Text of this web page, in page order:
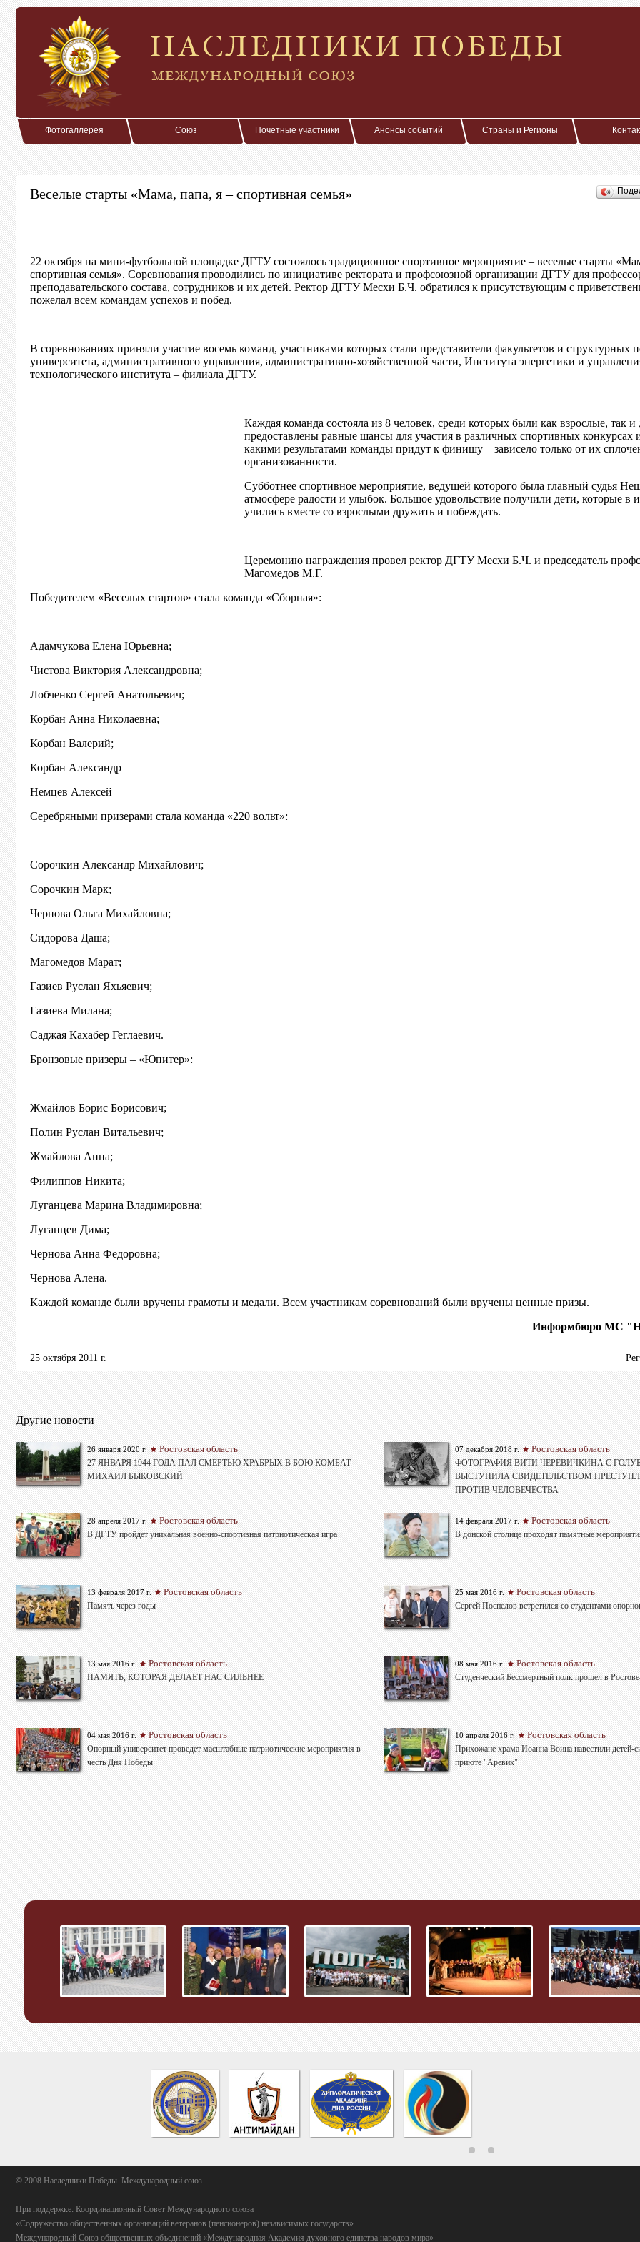
Фотогаллерея Союз Почетные участники Анонсы событий Страны и Регионы
Веселые старты «Мама, папа, я – спортивная семья»
22 октября на мини-футбольной площадке ДГТУ состоялось традиционное спортивное мероприятие – веселые старты
спортивная семья». Соревнования проводились по инициативе ректората и профсоюзной организации ДГТУ для
преподавательского состава, сотрудников и их детей. Ректор ДГТУ Месхи Б.Ч. обратился к присутствующим с
пожелал всем командам успехов и побед.
В соревнованиях приняли участие восемь команд, участниками которых стали представители факультетов и структурных
университета, административного управления, административно-хозяйственной части, Института энергетики и
технологического института – филиала ДГТУ.
Каждая команда состояла из 8 человек, среди которых были как взрослые, так
предоставлены равные шансы для участия в различных спортивных конкурсах
какими результатами команды придут к финишу – зависело только от их
организованности.
Субботнее спортивное мероприятие, ведущей которого была главный судья
атмосфере радости и улыбок. Большое удовольствие получили дети, которые в
учились вместе со взрослыми дружить и побеждать.
Церемонию награждения провел ректор ДГТУ Месхи Б.Ч. и председатель
Магомедов М.Г.
Победителем «Веселых стартов» стала команда «Сборная»:
Адамчукова Елена Юрьевна;
Чистова Виктория Александровна;
Лобченко Сергей Анатольевич;
Корбан Анна Николаевна;
Корбан Валерий;
Корбан Александр
Немцев Алексей
Серебряными призерами стала команда «220 вольт»:
Сорочкин Александр Михайлович;
Сорочкин Марк;
Чернова Ольга Михайловна;
Сидорова Даша;
Магомедов Марат;
Газиев Руслан Яхьяевич;
Газиева Милана;
Саджая Кахабер Геглаевич.
Бронзовые призеры – «Юпитер»:
Жмайлов Борис Борисович;
Полин Руслан Витальевич;
Жмайлова Анна;
Филиппов Никита;
Луганцева Марина Владимировна;
Луганцев Дима;
Чернова Анна Федоровна;
Чернова Алена.
Каждой команде были вручены грамоты и медали. Всем участникам соревнований были вручены ценные призы.
Информбюро МС
25 октября 2011 г.
Другие новости
26 января 2020 г. Ростовская область
27 ЯНВАРЯ 1944 ГОДА ПАЛ СМЕРТЬЮ ХРАБРЫХ В БОЮ КОМБАТ
МИХАИЛ БЫКОВСКИЙ
07 декабря 2018 г. Ростовская область
ФОТОГРАФИЯ ВИТИ ЧЕРЕВИЧКИНА С
ВЫСТУПИЛА СВИДЕТЕЛЬСТВОМ
ПРОТИВ ЧЕЛОВЕЧЕСТВА
28 апреля 2017 г. Ростовская область
В ДГТУ пройдет уникальная военно-спортивная патриотическая игра
14 февраля 2017 г. Ростовская область
В донской столице проходят памятные
13 февраля 2017 г. Ростовская область
Память через годы
25 мая 2016 г. Ростовская область
Сергей Поспелов встретился со студентами
13 мая 2016 г. Ростовская область
ПАМЯТЬ, КОТОРАЯ ДЕЛАЕТ НАС СИЛЬНЕЕ
08 мая 2016 г. Ростовская область
Студенческий Бессмертный полк прошел в
04 мая 2016 г. Ростовская область
Опорный университет проведет масштабные патриотические мероприятия в
честь Дня Победы
10 апреля 2016 г. Ростовская область
Прихожане храма Иоанна Воина навестили детей-
приюте "Аревик"
© 2008 Наследники Победы. Международный союз.
При поддержке: Координационный Совет Международного союза
«Содружество общественных организаций ветеранов (пенсионеров) независимых государств»
Международный Союз общественных объединений «Международная Академия духовного единства народов мира»